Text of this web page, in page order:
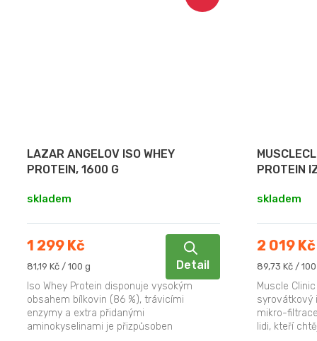
LAZAR ANGELOV ISO WHEY
PROTEIN, 1600 G
skladem
1 299 Kč
Měrná
81,19 Kč / 100 g Detail
Iso Whey Protein disponuje vysokým
obsahem bílkovin (86 %), trávicími
enzymy a extra přidanými
aminokyselinami je přizpůsoben
PROTEIN
skladem
2 019 Kč
Měrná
89,73 Kč /
Muscle
syrovátkový
mikro-
lidi, kteří